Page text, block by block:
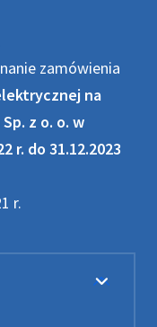
zamówienia
na
z o. o. w
r. do 31.12.2023
r.